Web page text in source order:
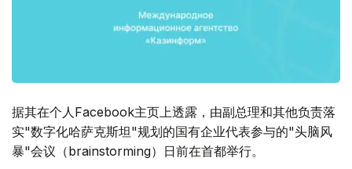
据其在个人Facebook主页上透露，由副总理和其他负责落
实"数字化哈萨克斯坦"规划的国有企业代表参与的"头脑风
暴"会议（brainstorming）日前在首都举行。